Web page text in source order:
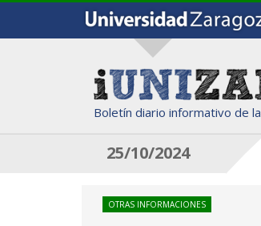
Boletín diario informativo de la
25/10/2024
OTRAS INFORMACIONES